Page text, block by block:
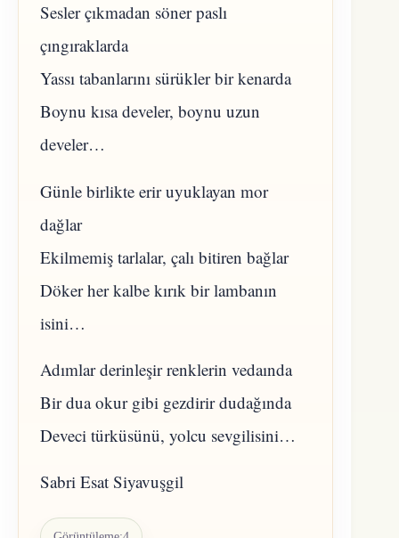
Sesler çıkmadan söner paslı
çıngıraklarda
Yassı tabanlarını sürükler bir kenarda
Boynu kısa develer, boynu uzun
develer…
Günle birlikte erir uyuklayan mor
dağlar
Ekilmemiş tarlalar, çalı bitiren bağlar
Döker her kalbe kırık bir lambanın
isini…
Adımlar derinleşir renklerin vedaında
Bir dua okur gibi gezdirir dudağında
Deveci türküsünü, yolcu sevgilisini…
Sabri Esat Siyavuşgil